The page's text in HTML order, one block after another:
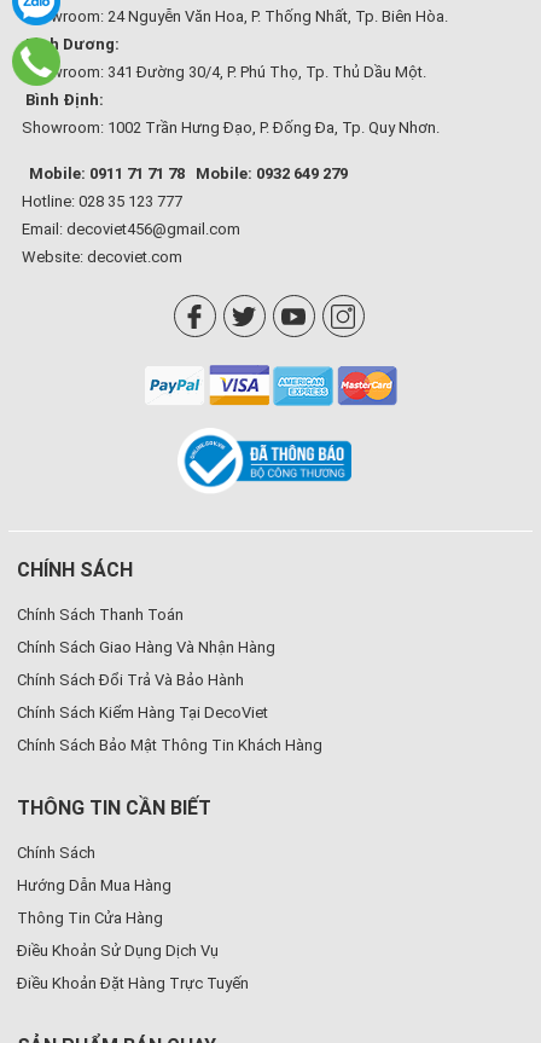
Showroom: 24 Nguyễn Văn Hoa, P. Thống Nhất, Tp. Biên Hòa.
Bình Dương:
Showroom: 341 Đường 30/4, P. Phú Thọ, Tp. Thủ Dầu Một.
Bình Định:
Showroom: 1002 Trần Hưng Đạo, P. Đống Đa, Tp. Quy Nhơn.
Mobile: 0911 71 71 78
Mobile: 0932 649 279
Hotline: 028 35 123 777
Email: decoviet456@gmail.com
Website: decoviet.com
CHÍNH SÁCH
Chính Sách Thanh Toán
Chính Sách Giao Hàng Và Nhận Hàng
Chính Sách Đổi Trả Và Bảo Hành
Chính Sách Kiểm Hàng Tại DecoViet
Chính Sách Bảo Mật Thông Tin Khách Hàng
THÔNG TIN CẦN BIẾT
Chính Sách
Hướng Dẫn Mua Hàng
Thông Tin Cửa Hàng
Điều Khoản Sử Dụng Dịch Vụ
Điều Khoản Đặt Hàng Trực Tuyến